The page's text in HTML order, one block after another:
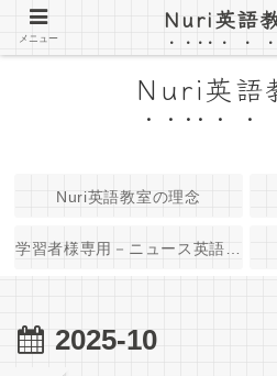
京都府長岡京市 大人のため
Nuri英語
Nuri英語教室の理念
学習者様専用－ニュース英語音
2025-10
メニュー
Nuri英語